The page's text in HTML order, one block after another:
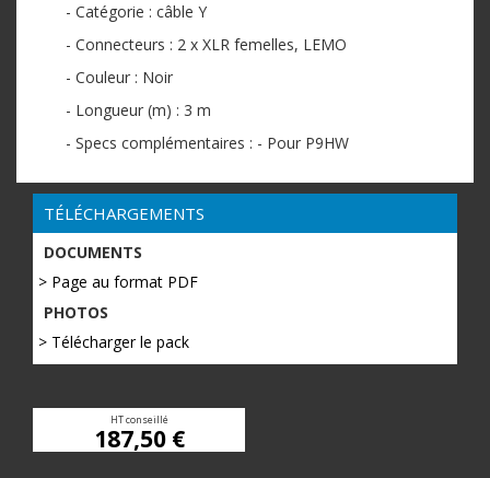
- Catégorie : câble Y
- Connecteurs : 2 x XLR femelles, LEMO
- Couleur : Noir
- Longueur (m) : 3 m
- Specs complémentaires : - Pour P9HW
TÉLÉCHARGEMENTS
DOCUMENTS
> Page au format PDF
PHOTOS
> Télécharger le pack
HT conseillé
187,50 €